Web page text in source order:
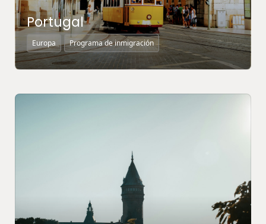
Portugal
Europa Programa de inmigración